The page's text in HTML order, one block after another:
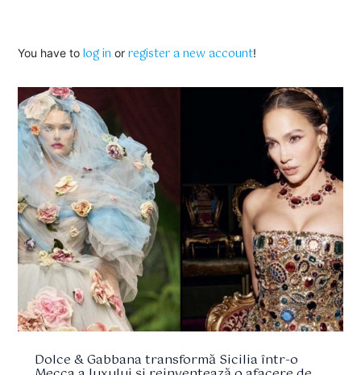
You have tolog in orregister a new account!
Dolce & Gabbana transformă Sicilia într-o